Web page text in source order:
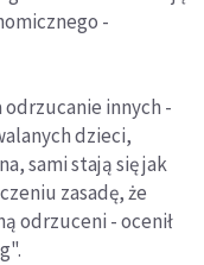
-
innych -
dzieci,
sami stają się jak
zasadę, że
odrzuceni - ocenił